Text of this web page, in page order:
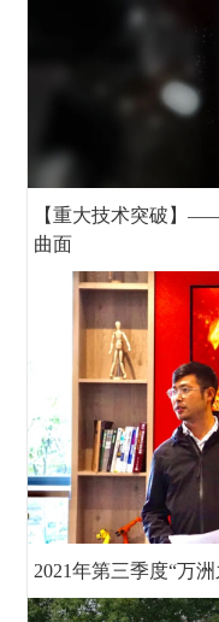
【重大技术突破】
曲面
2021年第三季度“万